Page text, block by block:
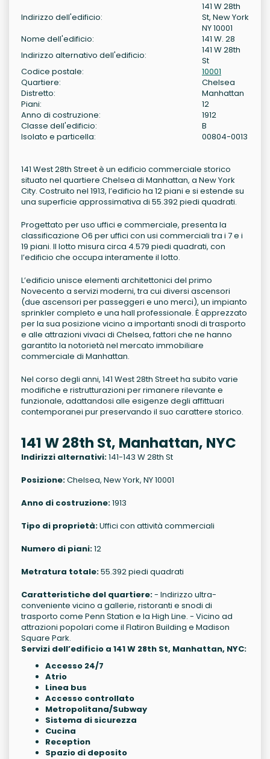
Indirizzo dell'edificio:
141 W 28th
St, New York
NY 10001
Nome dell'edificio:
141 W. 28
Indirizzo alternativo dell'edificio:
141 W 28th
St
Codice postale:
10001
Quartiere:
Chelsea
Distretto:
Manhattan
Piani:
12
Anno di costruzione:
1912
Classe dell'edificio:
B
Isolato e particella:
00804-0013
141 West 28th Street è un edificio commerciale storico
situato nel quartiere Chelsea di Manhattan, a New York
City. Costruito nel 1913, l’edificio ha 12 piani e si estende su
una superficie approssimativa di 55.392 piedi quadrati.
Progettato per uso uffici e commerciale, presenta la
classificazione O6 per uffici con usi commerciali tra i 7 e i
19 piani. Il lotto misura circa 4.579 piedi quadrati, con
l’edificio che occupa interamente il lotto.
L’edificio unisce elementi architettonici del primo
Novecento a servizi moderni, tra cui diversi ascensori
(due ascensori per passeggeri e uno merci), un impianto
sprinkler completo e una hall professionale. È apprezzato
per la sua posizione vicino a importanti snodi di trasporto
e alle attrazioni vivaci di Chelsea, fattori che ne hanno
garantito la notorietà nel mercato immobiliare
commerciale di Manhattan.
Nel corso degli anni, 141 West 28th Street ha subito varie
modifiche e ristrutturazioni per rimanere rilevante e
funzionale, adattandosi alle esigenze degli affittuari
contemporanei pur preservando il suo carattere storico.
141 W 28th St, Manhattan, NYC
Indirizzi alternativi:141-143 W 28th St
Posizione:Chelsea, New York, NY 10001
Anno di costruzione:1913
Tipo di proprietà:Uffici con attività commerciali
Numero di piani:12
Metratura totale:55.392 piedi quadrati
Caratteristiche del quartiere:- Indirizzo ultra-
conveniente vicino a gallerie, ristoranti e snodi di
trasporto come Penn Station e la High Line. - Vicino ad
attrazioni popolari come il Flatiron Building e Madison
Square Park.
Servizi dell’edificio a 141 W 28th St, Manhattan, NYC:
Accesso 24/7
Atrio
Linea bus
Accesso controllato
Metropolitana/Subway
Sistema di sicurezza
Cucina
Reception
Spazio di deposito